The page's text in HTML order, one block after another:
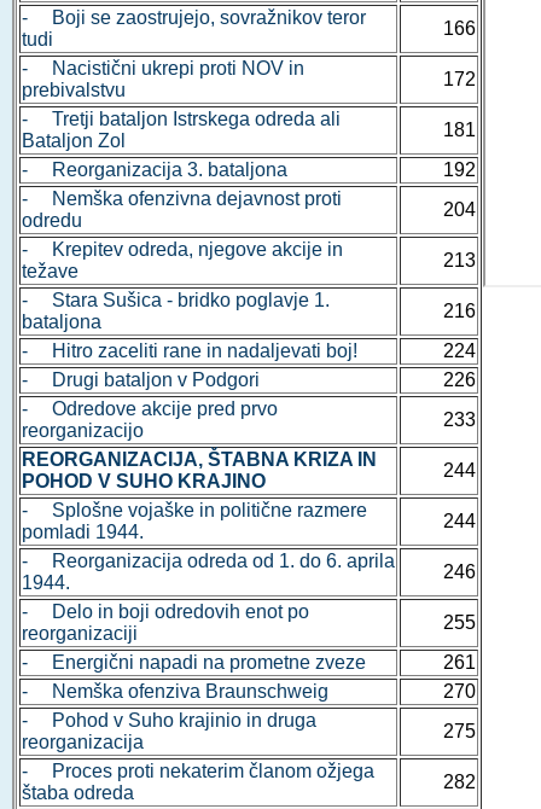
- Boji se zaostrujejo, sovražnikov teror
tudi
166
- Nacistični ukrepi proti NOV in
prebivalstvu
172
- Tretji bataljon Istrskega odreda ali
Bataljon Zol
181
- Reorganizacija 3. bataljona
192
- Nemška ofenzivna dejavnost proti
odredu
204
- Krepitev odreda, njegove akcije in
težave
213
- Stara Sušica - bridko poglavje 1.
bataljona
216
- Hitro zaceliti rane in nadaljevati boj!
224
- Drugi bataljon v Podgori
226
- Odredove akcije pred prvo
reorganizacijo
233
REORGANIZACIJA, ŠTABNA KRIZA IN
POHOD V SUHO KRAJINO
244
- Splošne vojaške in politične razmere
pomladi 1944.
244
- Reorganizacija odreda od 1. do 6. aprila
1944.
246
- Delo in boji odredovih enot po
reorganizaciji
255
- Energični napadi na prometne zveze
261
- Nemška ofenziva Braunschweig
270
- Pohod v Suho krajinio in druga
reorganizacija
275
- Proces proti nekaterim članom ožjega
štaba odreda
282